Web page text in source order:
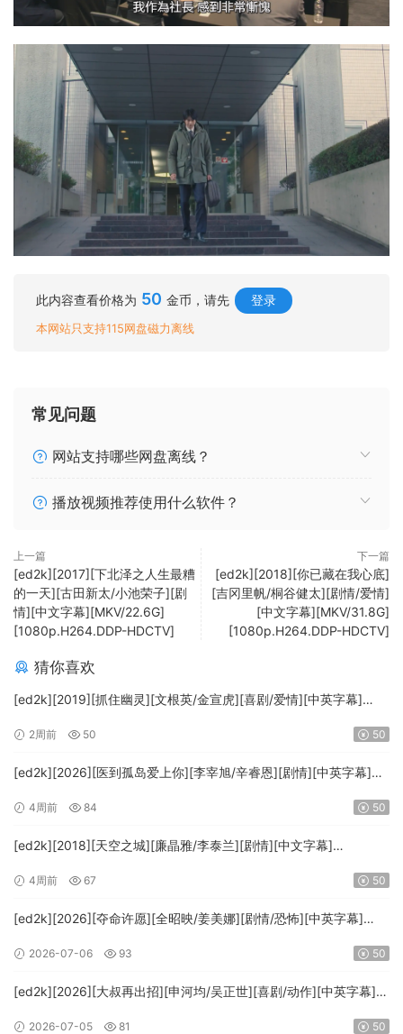
此内容查看价格为 50 金币，请先 登录
本网站只支持115网盘磁力离线
常见问题
网站支持哪些网盘离线？
播放视频推荐使用什么软件？
上一篇
[ed2k][2017][下北泽之人生最糟
的一天][古田新太/小池荣子][剧
情][中文字幕][MKV/22.6G]
[1080p.H264.DDP-HDCTV]
下一篇
[ed2k][2018][你已藏在我心底]
[吉冈里帆/桐谷健太][剧情/爱情]
[中文字幕][MKV/31.8G]
[1080p.H264.DDP-HDCTV]
猜你喜欢
[ed2k][2019][抓住幽灵][文根英/金宣虎][喜剧/爱情][中英字幕]
2周前 50 50
[ed2k][2026][医到孤岛爱上你][李宰旭/辛睿恩][剧情][中英字幕]
4周前 84 50
[ed2k][2018][天空之城][廉晶雅/李泰兰][剧情][中文字幕]
4周前 67 50
[ed2k][2026][夺命许愿][全昭映/姜美娜][剧情/恐怖][中英字幕]
ADWeb]
2026-07-06 93 50
[ed2k][2026][大叔再出招][申河均/吴正世][喜剧/动作][中英字幕]
2026-07-05 81 50